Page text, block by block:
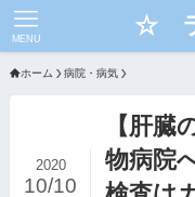
☆
MENU
ホーム 病院・病気
【肝臓
物病院
2020
10/10